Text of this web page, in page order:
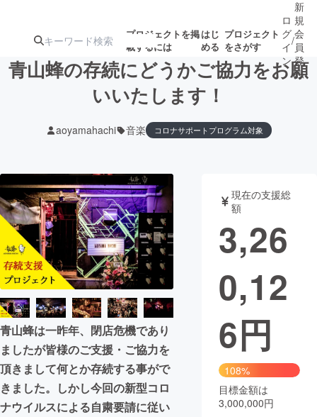
プロジェクトを掲
載するには
はじ
める
プロジェクト
をさがす
ターン
注目の新着プロ
ジェクト
募集終了が近いプ
ロジェクト
もうすぐ公開
されます
アート・写真 音楽
テクノロジー・ガジェット ゲーム・サ
映像・映画
ビジネス・起業
まちづくり・地域活性化
CAMPFIRE for Social Good
CAMPFIRE Creation
CAMPFIREふるさと納税machi-ya コミュニティ
ロ
グ
イ
ン
/
新
規
会
員
登
録
青山蜂の存続にどうかご協力をお願
いいたします！
aoyamahachi 音楽 コロナサポートプログラム対象
青山蜂は一昨年、閉店危機であり
ましたが皆様のご支援・ご協力を
頂きまして何とか存続する事がで
きました。しかし今回の新型コロ
ナウイルスによる自粛要請に従い
現在の支援総
額
3,26
0,12
6円
108%
目標金額は
3,000,000円